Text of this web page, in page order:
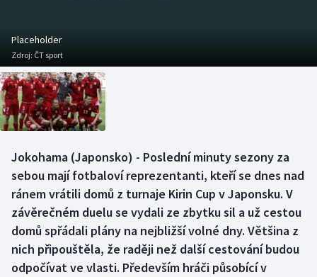
Basketbal
Biatlon
Boby a skeleton
Box
Curling
Dostihy
Florbal
Historické návraty
Aplikace ČT sport
AZ kvíz
Placeholder
Zdroj: ČT sport
Jokohama (Japonsko) - Poslední minuty sezony za
sebou mají fotbaloví reprezentanti, kteří se dnes nad
ránem vrátili domů z turnaje Kirin Cup v Japonsku. V
závěrečném duelu se vydali ze zbytku sil a už cestou
domů spřádali plány na nejbližší volné dny. Většina z
nich připouštěla, že raději než další cestování budou
odpočívat ve vlasti. Především hráči působící v